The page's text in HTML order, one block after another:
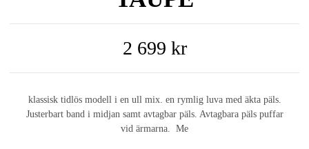
2 699 kr
klassisk tidlös modell i en ull mix. en rymlig luva med äkta päls.
Justerbart band i midjan samt avtagbar päls. Avtagbara päls puffar
vid ärmarna. Me